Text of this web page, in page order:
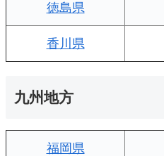
徳島県
香川県
九州地方
福岡県